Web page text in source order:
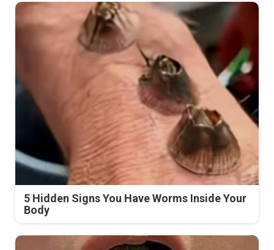
5 Hidden Signs You Have Worms Inside Your
Body